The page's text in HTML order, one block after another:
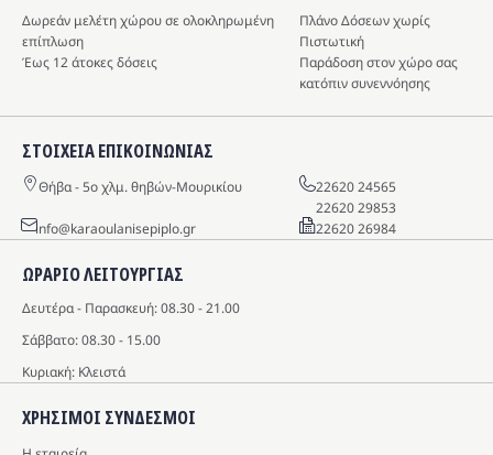
ΩΡΑΡΙΟ ΛΕΙΤΟΥΡΓΙΑΣ
Δευτέρα - Παρασκευή: 08.30 - 21.00
Σάββατο: 08.30 - 15.00
Κυριακή: Κλειστά
ΧΡΗΣΙΜΟΙ ΣΥΝΔΕΣΜΟΙ
Δωρεάν μελέτη χώρου σε ολοκληρωμένη
επίπλωση
Πλάνο Δόσεων χωρίς
Πιστωτική
Έως 12 άτοκες δόσεις
Παράδοση στον χώρο σας
κατόπιν συνεννόησης
ΣΤΟΙΧΕΙΑ ΕΠΙΚΟΙΝΩΝΙΑΣ
Θήβα - 5o χλμ. θηβών-Μουρικίου
22620 24565
22620 29853
info@karaoulanisepiplo.gr
22620 26984